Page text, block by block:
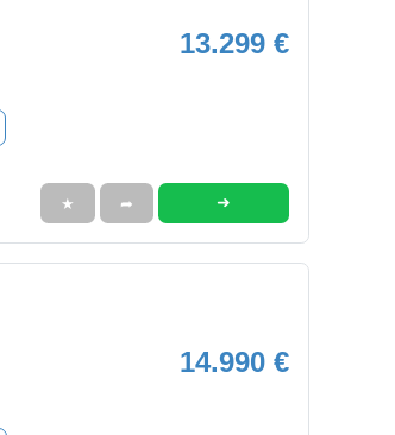
13.299 €
★ ➦ ➜
14.990 €